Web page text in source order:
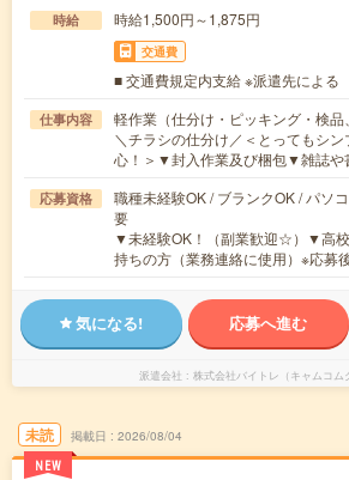
時給 時給1,500円～1,875円
交通費
■ 交通費規定内支給 ※派遣先による
仕事内容
軽作業（仕分け・ピッキング・検品
＼チラシの仕分け／＜とってもシ
心！＞▼封入作業及び梱包▼雑誌
応募資格
職種未経験OK / ブランクOK / パソ
要
▼未経験OK！（副業歓迎☆）▼高
持ちの方（業務連絡に使用）※応募
気になる! 応募へ進む
派遣会社 株式会社バイトレ（キャムコム
未読
NEW
掲載日 2026/08/04